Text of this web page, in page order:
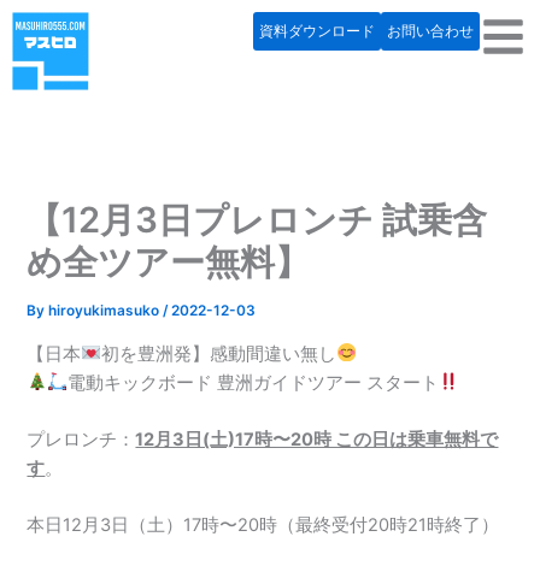
内
を
お問い合わせ
資料ダウンロード
【12月3日プレロンチ 試乗含
め全ツアー無料】
By hiroyukimasuko/2022-12-03
【日本
初を豊洲発】感動間違い無し
電動キックボード 豊洲ガイドツアー スタート
プレロンチ：12月3日(土)17時〜20時 この日は乗車無料で
す。
本日12月3日（土）17時〜20時（最終受付20時21時終了）